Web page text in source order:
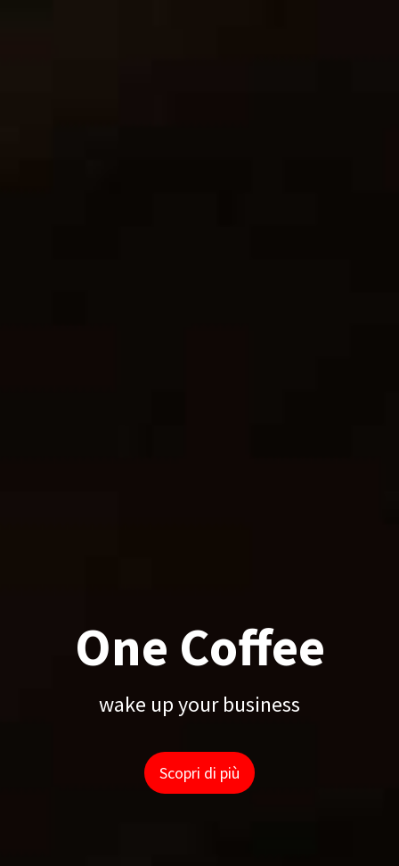
One Coffee
wake up your business
Scopri di più